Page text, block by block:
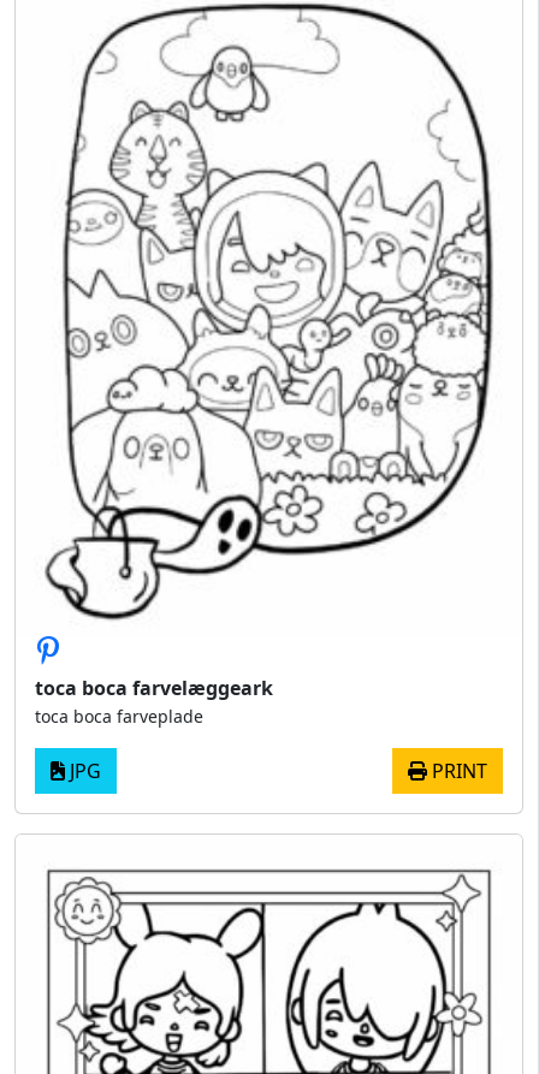
toca boca farvelæggeark
toca boca farveplade
JPG PRINT